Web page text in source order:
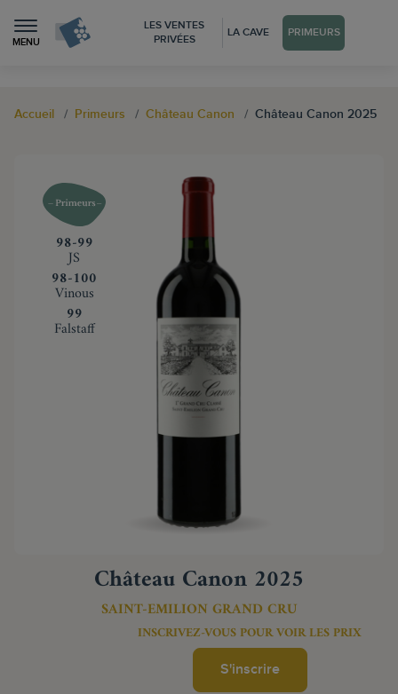
MENU
LES VENTES
PRIVÉES
LA CAVE PRIMEURS
Accueil Primeurs Château Canon Château Canon 2025
‍98-99
JS
‍98-100
Vinous
‍99
Falstaff
Château Canon 2025
SAINT-EMILION GRAND CRU
INSCRIVEZ-VOUS POUR VOIR LES PRIX
S'inscrire